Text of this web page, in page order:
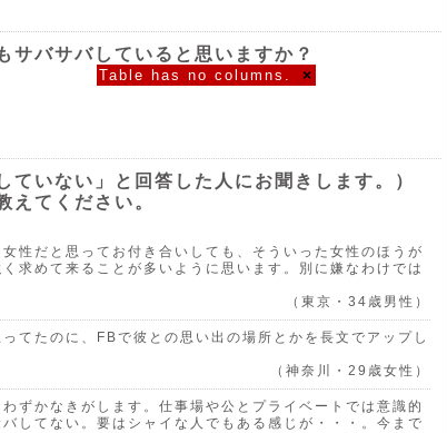
サバサバしていると思いますか？
Table has no columns. ×
ていない」と回答した人にお聞きします。）
えてください。
性だと思ってお付き合いしても、そういった女性のほうが
求めて来ることが多いように思います。別に嫌なわけでは
（東京・34歳男性）
てたのに、FBで彼との思い出の場所とかを長文でアップし
（神奈川・29歳女性）
ずかなきがします。仕事場や公とプライベートでは意識的
してない。要はシャイな人でもある感じが・・・。今まで